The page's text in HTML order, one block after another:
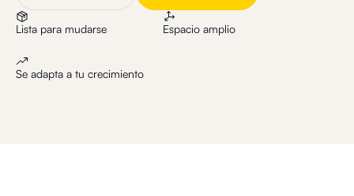
Lista para mudarse Espacio amplio
Se adapta a tu crecimiento